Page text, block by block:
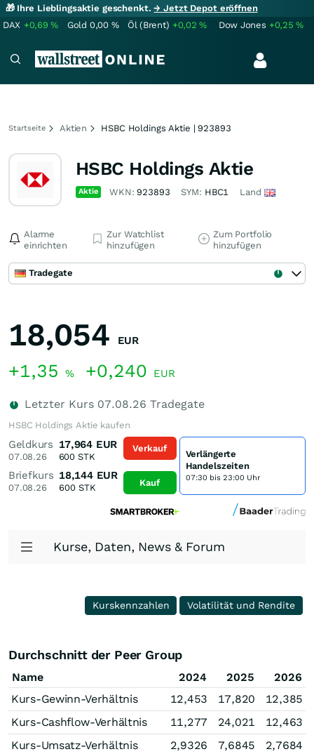
🎁 Ihre Lieblingsaktie geschenkt.→ Jetzt Depot eröffnen
DAX +0,69% Gold 0,00 % Öl (Brent) +0,02% Dow Jones +0,25%
Startseite Aktien HSBC Holdings Aktie | 923893
HSBC Holdings Aktie
Aktie WKN:923893 SYM: HBC1 Land
Alarme
einrichten
Zur Watchlist
hinzufügen
Zum Portfolio
hinzufügen
Tradegate
18,054 EUR
+1,35 % +0,240 EUR
Letzter Kurs 07.08.26 Tradegate
HSBC Holdings Aktie kaufen
Geldkurs
07.08.26
17,964 EUR
600 STK
Briefkurs
07.08.26
18,144 EUR
600STK
Verkauf
Kauf
Verlängerte
Handelszeiten
07:30 bis 23:00 Uhr
Kurse, Daten, News & Forum
Kurskennzahlen Volatilität und Rendite
Durchschnitt der Peer Group
Name 2024 2025
2026
Kurs-Gewinn-Verhältnis
12,453 17,820
12,385
Kurs-Cashflow-Verhältnis
11,277 24,021
12,463
Kurs-Umsatz-Verhältnis
2,9326 7,6845
2,7684